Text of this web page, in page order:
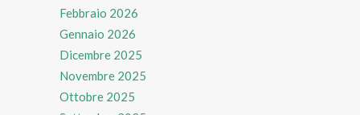
Febbraio 2026
Gennaio 2026
Dicembre 2025
Novembre 2025
Ottobre 2025